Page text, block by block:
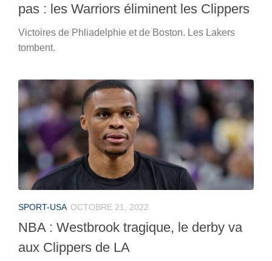
pas : les Warriors éliminent les Clippers
Victoires de Phliadelphie et de Boston. Les Lakers
tombent.
SPORT-USA OCTOBRE 21, 2022
NBA : Westbrook tragique, le derby va
aux Clippers de LA